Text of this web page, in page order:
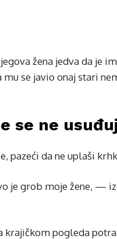
žena jedva da je
se javio onaj stari
se ne
pazeći da ne uplaši
je grob moje žene, —
krajičkom pogleda